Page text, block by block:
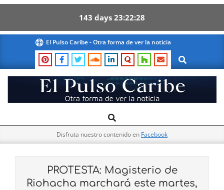
143 days 23 22 28
content
El Pulso Caribe - Otra forma de ver la noticia
Search
El
Pulso
Navigation
Search
Disfruta nuestro contenido en Facebook
PROTESTA: Magisterio de
Riohacha marchará este martes,